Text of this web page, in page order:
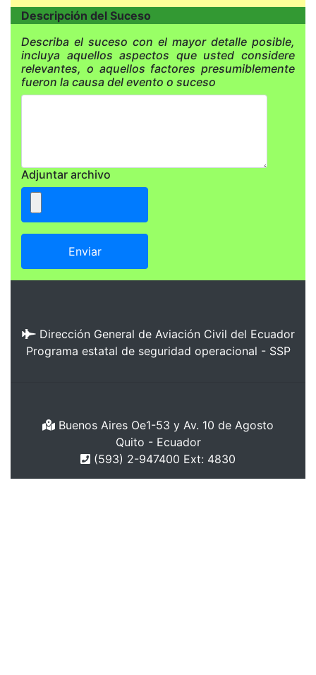
Descripción del Suceso
Describa el suceso con el mayor detalle posible,
incluya aquellos aspectos que usted considere
relevantes, o aquellos factores presumiblemente
fueron la causa del evento o suceso
Adjuntar archivo
Dirección General de Aviación Civil del Ecuador
Programa estatal de seguridad operacional - SSP
Buenos Aires Oe1-53 y Av. 10 de Agosto
Quito - Ecuador
(593) 2-947400 Ext: 4830